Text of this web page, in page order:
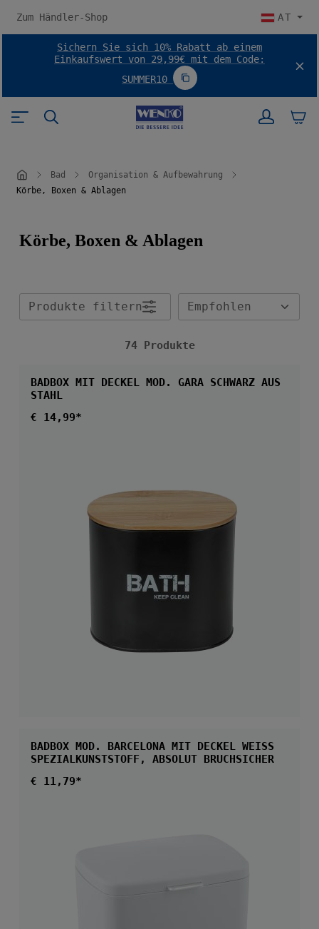
springen
Zum Händler-Shop AT
Sichern Sie sich 10% Rabatt ab einem
Einkaufswert von 29,99€ mit dem Code:
SUMMER10
Code SUMMER10 kopieren
Bad
Organisation & Aufbewahrung
Körbe, Boxen & Ablagen
Körbe, Boxen & Ablagen
Produkte filtern
74 Produkte
BADBOX MIT DECKEL MOD. GARA SCHWARZ AUS
STAHL
Regulärer Preis:
€ 14,99*
BADBOX MOD. BARCELONA MIT DECKEL WEISS
SPEZIALKUNSTSTOFF, ABSOLUT BRUCHSICHER
Regulärer Preis:
€ 11,79*